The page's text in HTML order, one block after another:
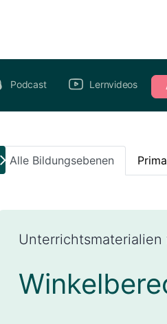
Podcast Lernvideos
Alle Bildungsebenen